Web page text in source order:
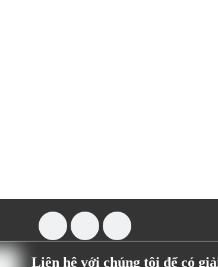
Liên hệ với chúng tôi để có